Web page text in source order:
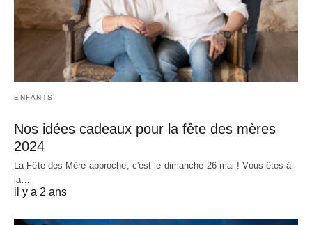
ENFANTS
Nos idées cadeaux pour la fête des mères
2024
La Fête des Mère approche, c'est le dimanche 26 mai ! Vous êtes à
la…
il y a 2 ans